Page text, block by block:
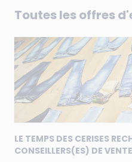
Toutes les offres
LE TEMPS DES CERISES
CONSEILLERS(ES) DE VENTE